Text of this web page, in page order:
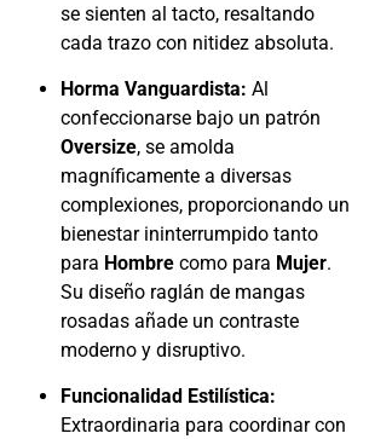
se sienten al tacto, resaltando
cada trazo con nitidez absoluta.
Horma Vanguardista: Al
confeccionarse bajo un patrón
Oversize, se amolda
magníficamente a diversas
complexiones, proporcionando un
bienestar ininterrumpido tanto
para Hombre como para Mujer.
Su diseño raglán de mangas
rosadas añade un contraste
moderno y disruptivo.
Funcionalidad Estilística:
Extraordinaria para coordinar con